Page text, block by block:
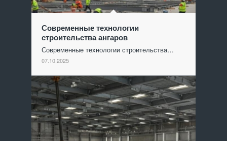
Современные технологии
строительства ангаров
Современные технологии строительства…
07.10.2025